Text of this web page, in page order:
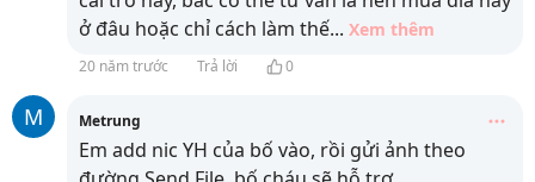
ở đâu hoặc chỉ cách làm thế... Xem thêm
20 năm trước Trả lời 0
M Metrung
Em add nic YH của bố vào, rồi gửi ảnh theo